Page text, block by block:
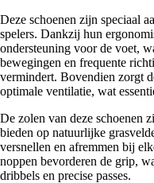
Deze schoenen zijn speciaal
spelers. Dankzij hun
ondersteuning voor de voet,
bewegingen en frequente
vermindert. Bovendien zorgt
optimale ventilatie, wat
De zolen van deze schoenen
bieden op natuurlijke
versnellen en afremmen bij
noppen bevorderen de grip,
dribbels en precise passes.